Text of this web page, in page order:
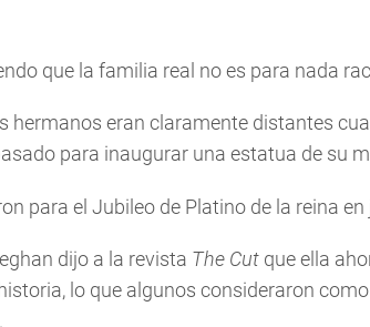
que la familia real no es para nada
hermanos eran claramente distantes
para inaugurar una estatua de su
para el Jubileo de Platino de la reina en
dijo a la revista The Cut que ella
lo que algunos consideraron